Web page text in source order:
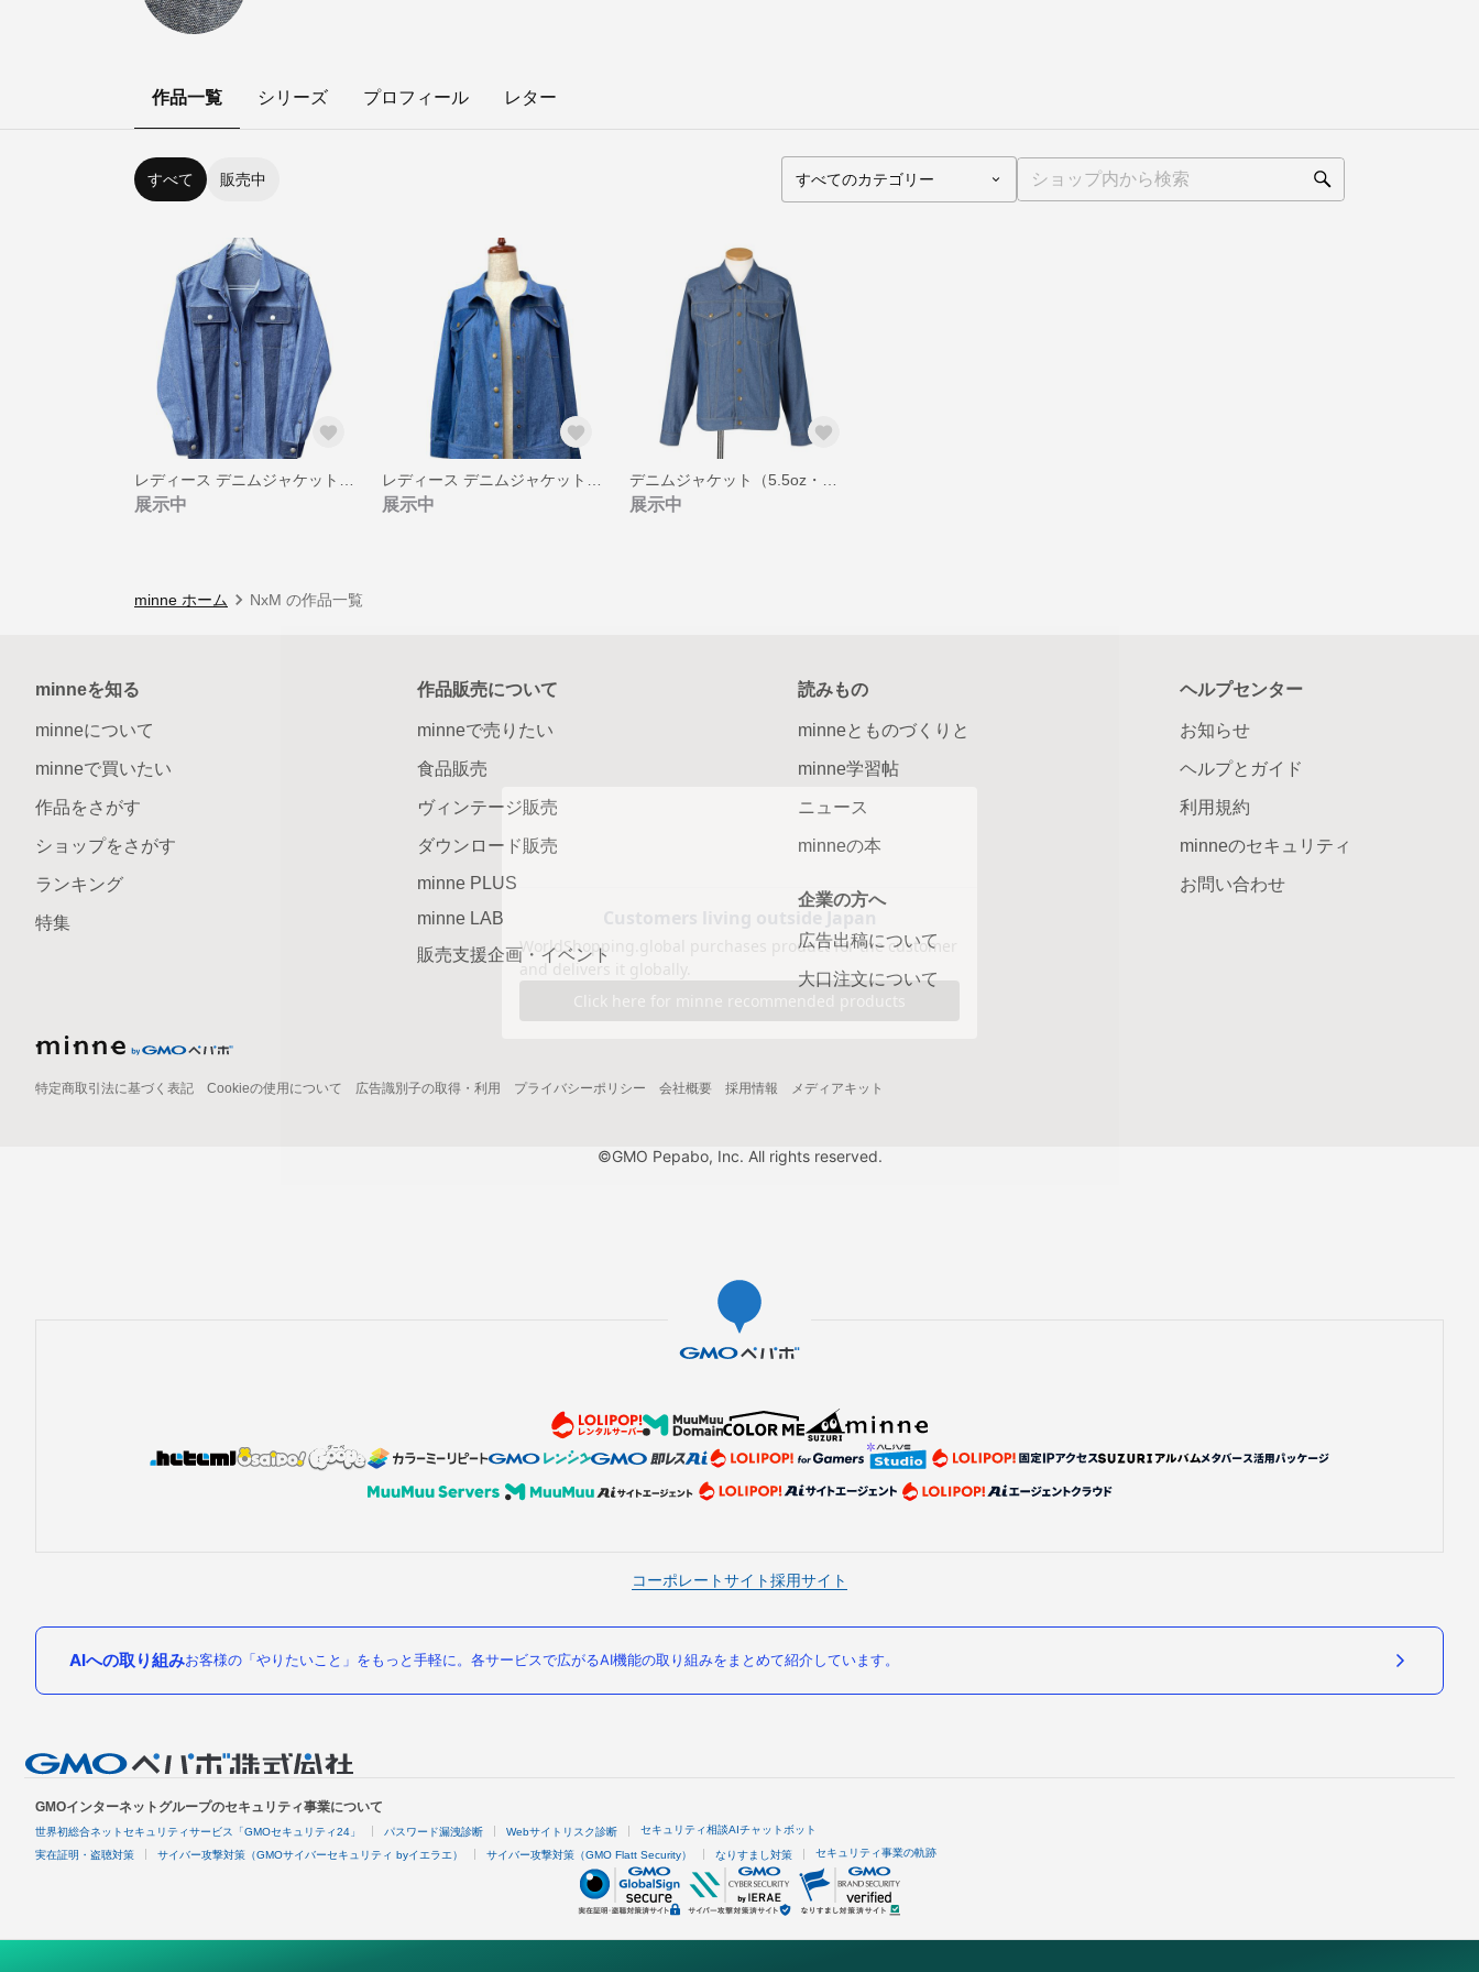
作品一覧 シリーズ プロフィール レター
すべて 販売中
展示中 展示中 展示中
minne ホーム NxM の作品一覧
minneを知る
minneについて
minneで買いたい
作品をさがす
ショップをさがす
ランキング
特集
作品販売について
minneで売りたい
食品販売
ヴィンテージ販売
ダウンロード販売
minne PLUS
minne LAB
販売支援企画・イベント
読みもの
minneとものづくりと
minne学習帖
ニュース
minneの本
企業の方へ
広告出稿について
大口注文について
ヘルプセンター
お知らせ
ヘルプとガイド
利用規約
minneのセキュリティ
お問い合わせ
特定商取引法に基づく表記 Cookieの使用について 広告識別子の取得・利用 プライバシーポリシー 会社概要 採用情報 メディアキット
©GMO Pepabo, Inc. All rights reserved.
コーポレートサイト採用サイト
AIへの取り組みお客様の「やりたいこと」をもっと手軽に。各サービスで広がるAI機能の取り組みをまとめて紹介しています。
GMOインターネットグループのセキュリティ事業について
世界初総合ネットセキュリティサービス「GMOセキュリティ24」 パスワード漏洩診断 Webサイトリスク診断 セキュリティ相談AIチャットボット
実在証明・盗聴対策 サイバー攻撃対策（GMOサイバーセキュリティ byイエラエ） サイバー攻撃対策（GMO Flatt Security） なりすまし対策 セキュリティ事業の軌跡